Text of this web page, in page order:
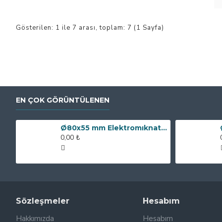
Gösterilen: 1 ile 7 arası, toplam: 7 (1 Sayfa)
EN ÇOK GÖRÜNTÜLENEN
Ø80x55 mm Elektromıknatıs - 250 kg Çekim Gücü
0,00 ₺
Sözleşmeler
Hakkımızda
Hesabım
Hesabım